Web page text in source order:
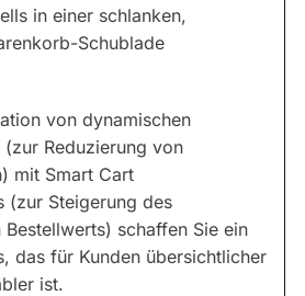
in einer schlanken,
Schublade
von dynamischen
Reduzierung von
mit Smart Cart
(zur Steigerung des
schaffen Sie ein
das für Kunden übersichtlicher
ist.